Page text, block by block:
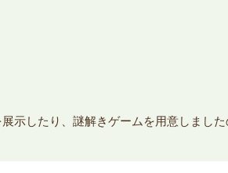
示したり、謎解きゲームを用意しまし